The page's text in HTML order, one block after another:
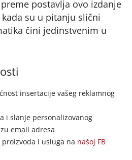
postavlja ovo izdanje
su u pitanju slični
čini jedinstvenim u
insertacije vašeg reklamnog
i slanje personalizovanog
email adresa
proizvoda i usluga na našoj FB